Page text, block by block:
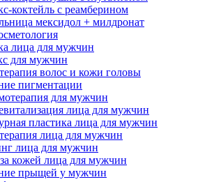
коктейль с реамберином
мексидол + милдронат
лица для мужчин
для мужчин
волос и кожи головы
пигментации
для мужчин
лица для мужчин
пластика лица для мужчин
лица для мужчин
лица для мужчин
кожей лица для мужчин
прыщей у мужчин